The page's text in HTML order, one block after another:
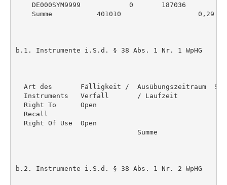
DE000SYM9999            0       187036
    Summe           401010                   0,29 %
b.1. Instrumente i.S.d. § 38 Abs. 1 Nr. 1 WpHG
Art des       Fälligkeit /  Ausübungszeitraum
Instruments   Verfall       / Laufzeit
Right To      Open
  Recall
Right Of Use  Open
Summe
b.2. Instrumente i.S.d. § 38 Abs. 1 Nr. 2 WpHG